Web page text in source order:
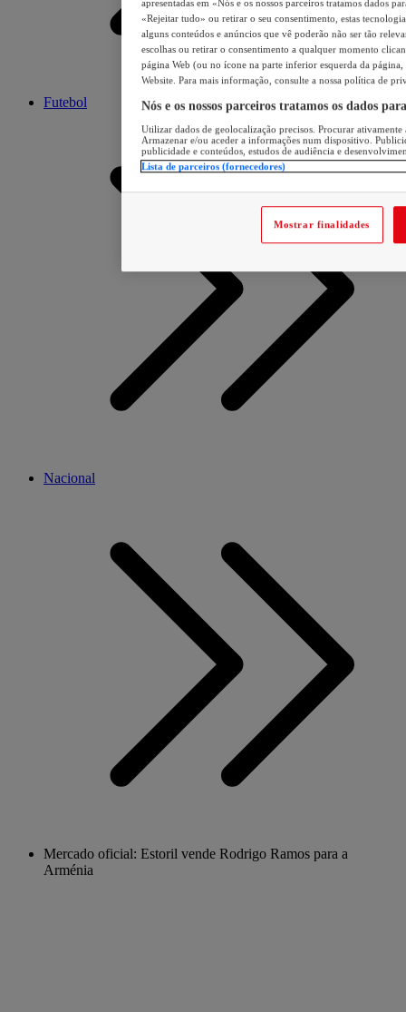
Futebol
Nacional
Mercado oficial: Estoril vende Rodrigo Ramos para a
Arménia
apresentadas em «Nós e os nossos parceiros tratamos dados
«Rejeitar tudo» ou retirar o seu consentimento, estas
alguns conteúdos e anúncios que vê poderão não ser tão
escolhas ou retirar o consentimento a qualquer momento
página Web (ou no ícone na parte inferior esquerda da página,
Website. Para mais informação, consulte a nossa política de
Nós e os nossos parceiros tratamos os dados
Utilizar dados de geolocalização precisos. Procurar
Armazenar e/ou aceder a informações num dispositivo.
publicidade e conteúdos, estudos de audiência e
Lista de parceiros (fornecedores)
Mostrar finalidades